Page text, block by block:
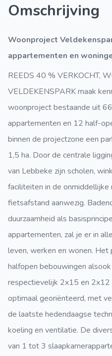
Omschrijving
Woonproject Veldekenspark: nieuwbouw
appartementen en
REEDS 40 % VERKOCHT,
VELDEKENSPARK maak
woonproject bestaande uit
appartementen en 12 half-
binnen de projectzone een
1,5 ha. Door de centrale
van Lebbeke zijn scholen,
faciliteiten in de
fietsafstand aanwezig.
duurzaamheid als
appartementen, zal je er in
leven, werken en wonen.
halfopen bebouwingen
respectievelijk 2x15 en
optimaal georiënteerd, met
de laatste hedendaagse
koeling en ventilatie. De
van 1 tot 3